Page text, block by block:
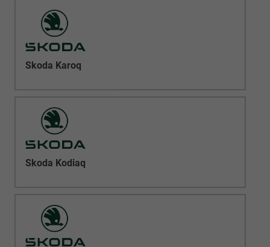
Skoda Karoq
Skoda Kodiaq